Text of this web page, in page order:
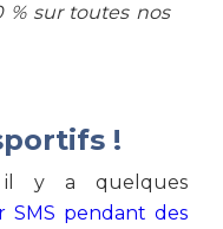
% sur toutes nos
!
il y a quelques
SMS pendant des